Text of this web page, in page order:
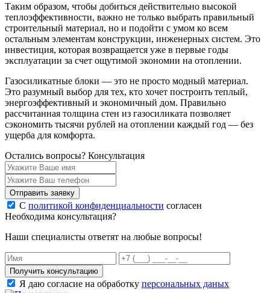
Таким образом, чтобы добиться действительно высокой
теплоэффективности, важно не только выбрать правильный
строительный материал, но и подойти с умом ко всем
остальным элементам конструкции, инженерных систем. Это
инвестиция, которая возвращается уже в первые годы
эксплуатации за счет ощутимой экономии на отоплении.
Газосиликатные блоки — это не просто модный материал.
Это разумный выбор для тех, кто хочет построить теплый,
энергоэффективный и экономичный дом. Правильно
рассчитанная толщина стен из газосиликата позволяет
сэкономить тысячи рублей на отоплении каждый год — без
ущерба для комфорта.
Остались вопросы? Консультация
Отправить заявку
С политикой конфиденциальности согласен
Необходима консультация?
Наши специалисты ответят на любые вопросы!
Получить консультацию
Я даю согласие на обработку персональных даных